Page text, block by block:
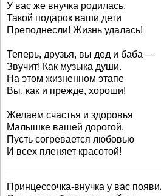
У вас же внучка родилась.
Такой подарок ваши дети
Преподнесли! Жизнь удалась!
Теперь, друзья, вы дед и баба —
Звучит! Как музыка души.
На этом жизненном этапе
Вы, как и прежде, хороши!
Желаем счастья и здоровья
Малышке вашей дорогой.
Пусть согревается любовью
И всех пленяет красотой!
Принцессочка-внучка у вас